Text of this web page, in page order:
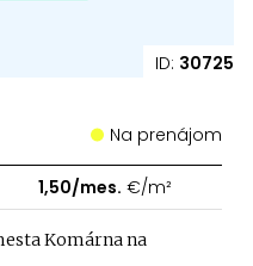
ID: 30725
Na prenájom
1,50/mes. €/m²
Komárna na